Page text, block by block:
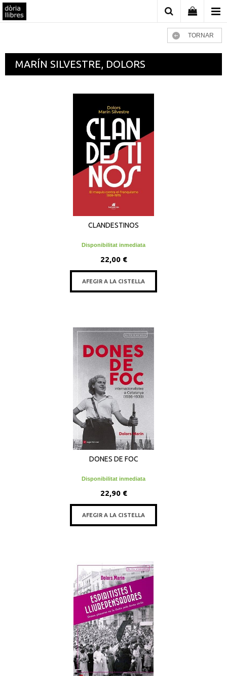
TORNAR
MARÍN SILVESTRE, DOLORS
CLANDESTINOS
Disponibilitat inmediata
22,00 €
AFEGIR A LA CISTELLA
DONES DE FOC
Disponibilitat inmediata
22,90 €
AFEGIR A LA CISTELLA